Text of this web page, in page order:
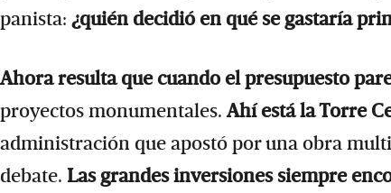
panista: ¿quién decidió en qué se gastaría
Ahora resulta que cuando el presupuesto
proyectos monumentales. Ahí está la Torre
administración que apostó por una obra
debate. Las grandes inversiones siempre